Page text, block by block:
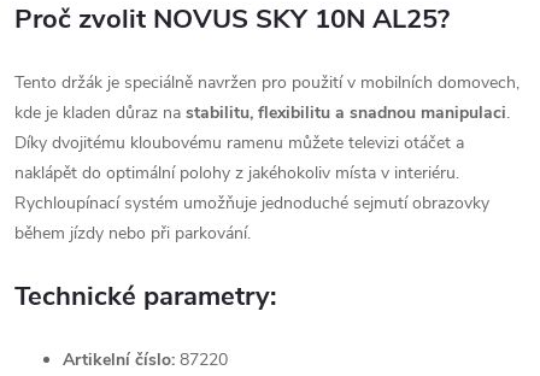
Proč zvolit NOVUS SKY 10N AL25?
Tento držák je speciálně navržen pro použití v mobilních domovech,
kde je kladen důraz na stabilitu, flexibilitu a snadnou manipulaci.
Díky dvojitému kloubovému ramenu můžete televizi otáčet a
naklápět do optimální polohy z jakéhokoliv místa v interiéru.
Rychloupínací systém umožňuje jednoduché sejmutí obrazovky
během jízdy nebo při parkování.
Technické parametry:
Artikelní číslo: 87220